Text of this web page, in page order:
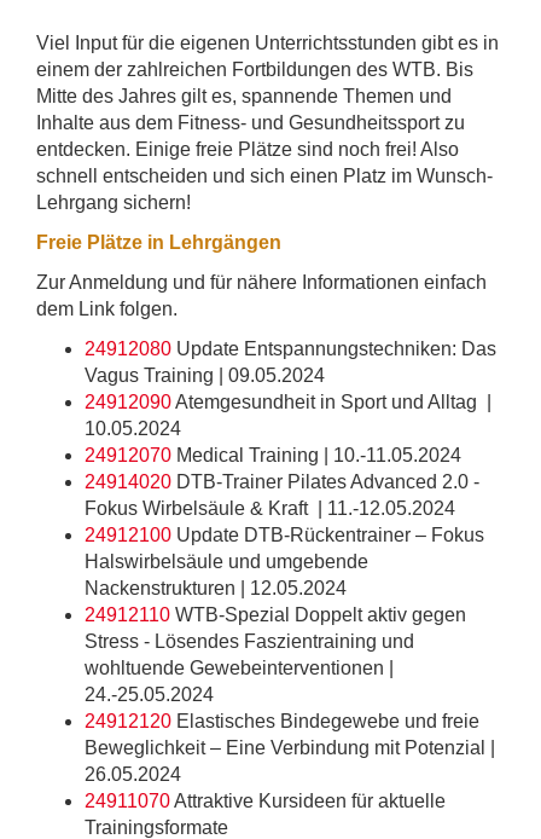
Viel Input für die eigenen Unterrichtsstunden gibt es in
einem der zahlreichen Fortbildungen des WTB. Bis
Mitte des Jahres gilt es, spannende Themen und
Inhalte aus dem Fitness- und Gesundheitssport zu
entdecken. Einige freie Plätze sind noch frei! Also
schnell entscheiden und sich einen Platz im Wunsch-
Lehrgang sichern!
Freie Plätze in Lehrgängen
Zur Anmeldung und für nähere Informationen einfach
dem Link folgen.
24912080 Update Entspannungstechniken: Das
Vagus Training | 09.05.2024
24912090Atemgesundheit in Sport und Alltag |
10.05.2024
24912070 Medical Training | 10.-11.05.2024
24914020 DTB-Trainer Pilates Advanced 2.0 -
Fokus Wirbelsäule & Kraft | 11.-12.05.2024
24912100 Update DTB-Rückentrainer – Fokus
Halswirbelsäule und umgebende
Nackenstrukturen | 12.05.2024
24912110 WTB-Spezial Doppelt aktiv gegen
Stress - Lösendes Faszientraining und
wohltuende Gewebeinterventionen |
24.-25.05.2024
24912120 Elastisches Bindegewebe und freie
Beweglichkeit – Eine Verbindung mit Potenzial |
26.05.2024
24911070Attraktive Kursideen für aktuelle
Trainingsformate